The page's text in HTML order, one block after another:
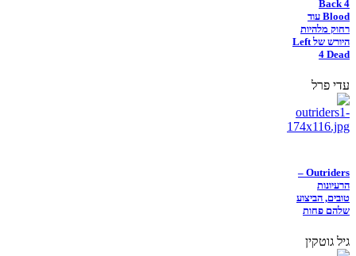
Back 4
Blood עוד
רחוק מלהיות
היורש של Left
4 Dead
עדי פרל
Outriders –
הרעיונות
טובים, הביצוע
שלהם פחות
גיל גוטקין